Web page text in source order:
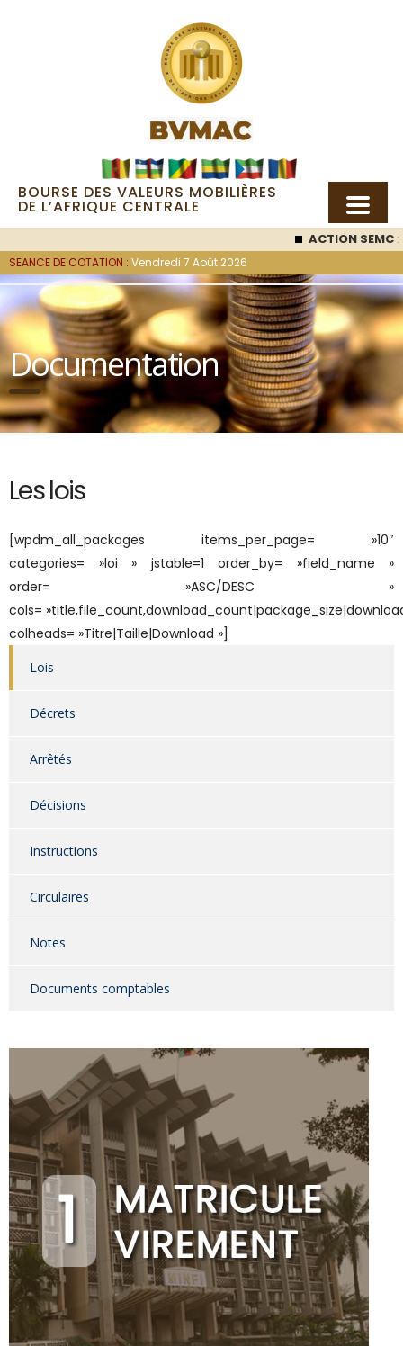
BOURSE DES VALEURS MOBILIÈRES
DE L’AFRIQUE CENTRALE
ACTION SEMC: 53 000
SEANCE DE COTATION : Vendredi 7 Août 2026
Documentation
Les lois
[wpdm_all_packages items_per_page= »10″
categories= »loi » jstable=1 order_by= »field_name »
order= »ASC/DESC »
cols=
colheads= »Titre|Taille|Download »]
Lois
Décrets
Arrêtés
Décisions
Instructions
Circulaires
Notes
Documents comptables